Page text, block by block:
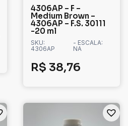
4306AP – F –
Medium Brown –
4306AP – F.S. 30111
-20 ml
SKU:
4306AP
- ESCALA:
NA
R$ 38,76